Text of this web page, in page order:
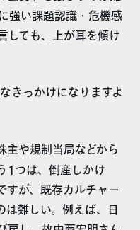
強い課題認識・危機感
しても、上が耳を傾け
きっかけになりますよ
主や規制当局などから
1つは、倒産しかけ
すが、既存カルチャー
は難しい。例えば、日